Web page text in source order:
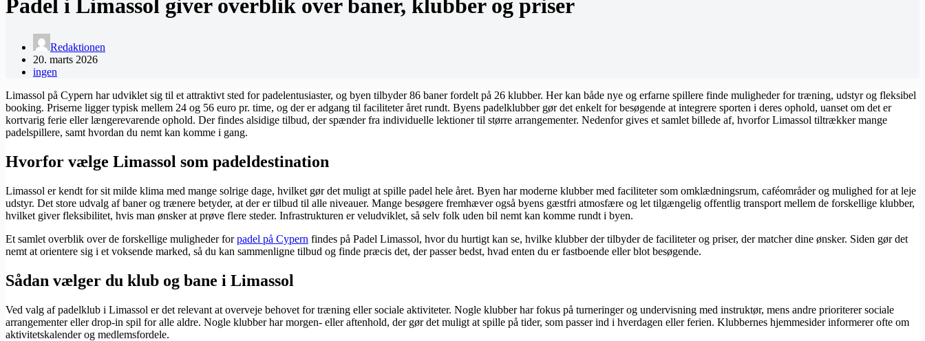
Padel i Limassol giver overblik over baner, klubber og priser
Redaktionen
20. marts 2026
ingen
Limassol på Cypern har udviklet sig til et attraktivt sted for padelentusiaster, og byen tilbyder 86 baner fordelt på 26 klubber. Her kan både nye og erfarne spillere finde muligheder for træning, udstyr og fleksibel
booking. Priserne ligger typisk mellem 24 og 56 euro pr. time, og der er adgang til faciliteter året rundt. Byens padelklubber gør det enkelt for besøgende at integrere sporten i deres ophold, uanset om det er
kortvarig ferie eller længerevarende ophold. Der findes alsidige tilbud, der spænder fra individuelle lektioner til større arrangementer. Nedenfor gives et samlet billede af, hvorfor Limassol tiltrækker mange
padelspillere, samt hvordan du nemt kan komme i gang.
Hvorfor vælge Limassol som padeldestination
Limassol er kendt for sit milde klima med mange solrige dage, hvilket gør det muligt at spille padel hele året. Byen har moderne klubber med faciliteter som omklædningsrum, caféområder og mulighed for at leje
udstyr. Det store udvalg af baner og trænere betyder, at der er tilbud til alle niveauer. Mange besøgere fremhæver også byens gæstfri atmosfære og let tilgængelig offentlig transport mellem de forskellige klubber,
hvilket giver fleksibilitet, hvis man ønsker at prøve flere steder. Infrastrukturen er veludviklet, så selv folk uden bil nemt kan komme rundt i byen.
Et samlet overblik over de forskellige muligheder forpadel på Cypern findes på Padel Limassol, hvor du hurtigt kan se, hvilke klubber der tilbyder de faciliteter og priser, der matcher dine ønsker. Siden gør det
nemt at orientere sig i et voksende marked, så du kan sammenligne tilbud og finde præcis det, der passer bedst, hvad enten du er fastboende eller blot besøgende.
Sådan vælger du klub og bane i Limassol
Ved valg af padelklub i Limassol er det relevant at overveje behovet for træning eller sociale aktiviteter. Nogle klubber har fokus på turneringer og undervisning med instruktør, mens andre prioriterer sociale
arrangementer eller drop-in spil for alle aldre. Nogle klubber har morgen- eller aftenhold, der gør det muligt at spille på tider, som passer ind i hverdagen eller ferien. Klubbernes hjemmesider informerer ofte om
aktivitetskalender og medlemsfordele.